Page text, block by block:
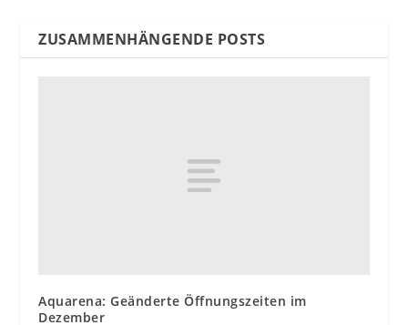
ZUSAMMENHÄNGENDE POSTS
Aquarena: Geänderte Öffnungszeiten im
Dezember